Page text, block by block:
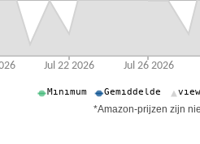
*Amazon-prijzen zijn